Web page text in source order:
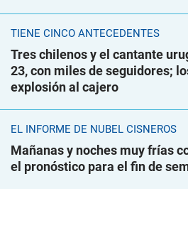
TIENE CINCO ANTECEDENTES
Tres chilenos y el cantante
23, con miles de seguidores;
explosión al cajero
EL INFORME DE NUBEL CISNEROS
Mañanas y noches muy frías
el pronóstico para el fin de